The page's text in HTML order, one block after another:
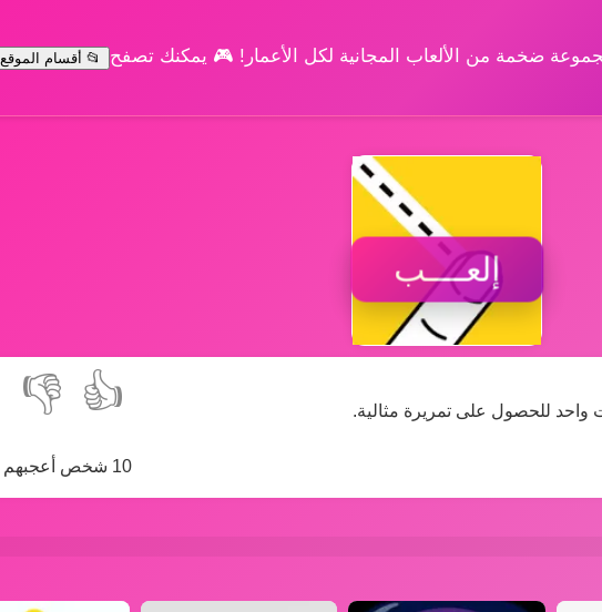
ضخمة من الألعاب المجانية لكل الأعمار! 🎮 يمكنك تصفح 📂 أقسام الموقع
إلعــــب
👍
👎
10 شخص أعجبهم هذه اللعبة، انضم إليهم!
للحصول على تمريرة مثالية.